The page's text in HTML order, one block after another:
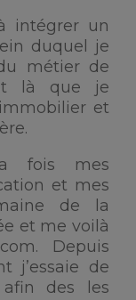
intégrer un
duquel je
métier de
là que je
et
fois mes
et mes
de la
et me voilà
Depuis
j’essaie de
afin des les